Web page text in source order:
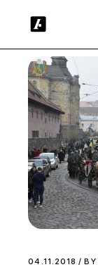
04.11.2018 BY